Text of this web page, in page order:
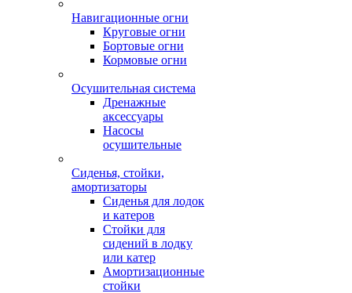
Навигационные огни
Круговые огни
Бортовые огни
Кормовые огни
Осушительная система
Дренажные
аксессуары
Насосы
осушительные
Сиденья, стойки,
амортизаторы
Сиденья для лодок
и катеров
Стойки для
сидений в лодку
или катер
Амортизационные
стойки